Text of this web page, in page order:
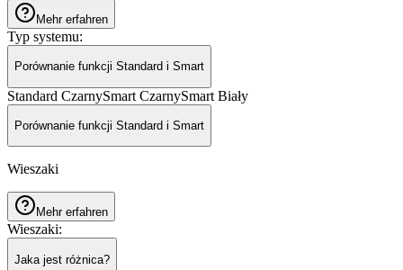
Mehr erfahren
Typ systemu:
Porównanie funkcji Standard i Smart
Standard CzarnySmart CzarnySmart Biały
Porównanie funkcji Standard i Smart
Wieszaki
Mehr erfahren
Wieszaki:
Jaka jest różnica?